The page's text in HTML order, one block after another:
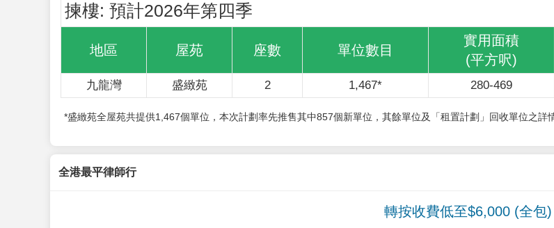
揀樓: 預計2026年第四季
地區 屋苑 座數 單位數目
實用面積
(平方呎)
九龍灣 盛緻苑 2 1,467* 280-469
*盛緻苑全屋苑共提供1,467個單位，本次計劃率先推售其中857個新單位，其餘單位及「租置計劃」回收單位之詳
全港最平律師行
轉按收費低至$6,000 (全包)